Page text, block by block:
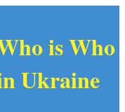
is Who
Ukraine